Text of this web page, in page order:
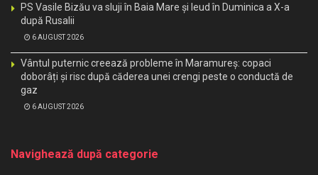
PS Vasile Bizău va sluji în Baia Mare și Ieud în Duminica a X-a
după Rusalii
6 AUGUST 2026
Vântul puternic creează probleme în Maramureș: copaci
doborâți și risc după căderea unei crengi peste o conductă de
gaz
6 AUGUST 2026
Navighează după categorie